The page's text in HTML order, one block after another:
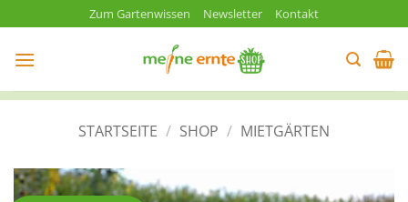
Inhalt
springen
Zum Gartenwissen Newsletter Kontakt
STARTSEITE / SHOP / MIETGÄRTEN